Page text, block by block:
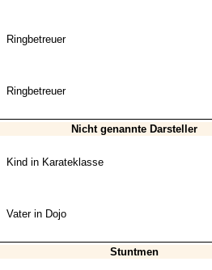
Ringbetreuer
Ringbetreuer
Nicht genannte Darsteller
Kind in Karateklasse
Vater in Dojo
Stuntmen